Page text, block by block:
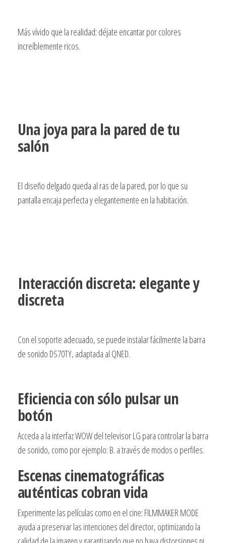
Más vívido que la realidad: déjate encantar por colores
increíblemente ricos.
Una joya para la pared de tu
salón
El diseño delgado queda al ras de la pared, por lo que su
pantalla encaja perfecta y elegantemente en la habitación.
Interacción discreta: elegante y
discreta
Con el soporte adecuado, se puede instalar fácilmente la barra
de sonido DS70TY, adaptada al QNED.
Eficiencia con sólo pulsar un
botón
Acceda a la interfaz WOW del televisor LG para controlar la barra
de sonido, como por ejemplo: B. a través de modos o perfiles.
Escenas cinematográficas
auténticas cobran vida
Experimente las películas como en el cine: FILMMAKER MODE
ayuda a preservar las intenciones del director, optimizando la